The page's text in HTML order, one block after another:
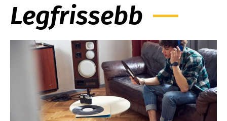
Legfrissebb